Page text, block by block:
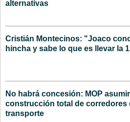
alternativas
Cristián Montecinos: "Joaco
hincha y sabe lo que es llevar la
No habrá concesión: MOP
construcción total de corredores
transporte